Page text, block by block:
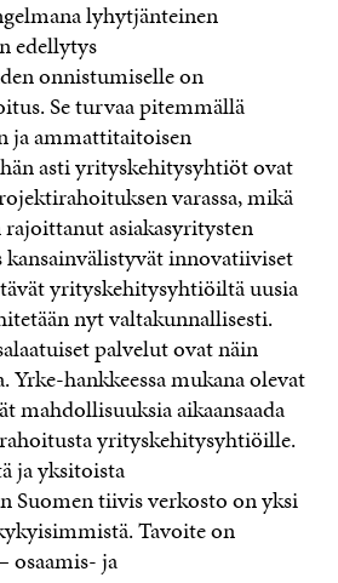
lyhytjänteinen
edellytys
onnistumiselle on
Se turvaa pitemmällä
ja ammattitaitoisen
asti yrityskehitysyhtiöt ovat
varassa, mikä
asiakasyritysten
innovatiiviset
yrityskehitysyhtiöiltä uusia
nyt valtakunnallisesti.
palvelut ovat näin
hankkeessa mukana olevat
mahdollisuuksia aikaansaada
yrityskehitysyhtiöille.
ja yksitoista
Suomen tiivis verkosto on yksi
Tavoite on
osaamis- ja